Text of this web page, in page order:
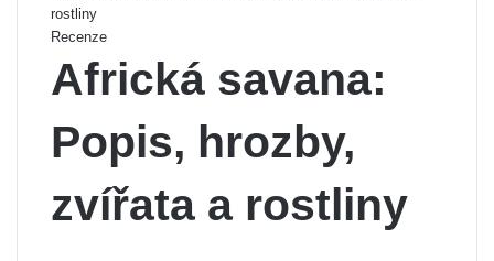
rostliny
Recenze
Africká savana:
Popis, hrozby,
zvířata a rostliny